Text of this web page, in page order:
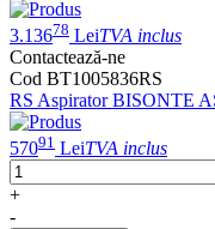
3.13678 LeiTVA inclus
Contactează-ne
Cod BT1005836RS
RS Aspirator BISONTE
57091 LeiTVA inclus
+
-